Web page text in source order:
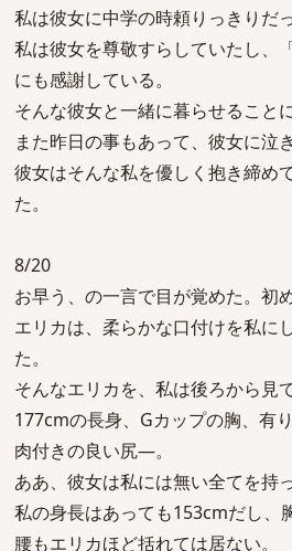
私は彼女に中学の時頼りっきりだ
私は彼女を尊敬すらしていたし、
にも感謝している。
そんな彼女と一緒に暮らせること
また昨日の事もあって、彼女に泣
彼女はそんな私を優しく抱き締め
た。
8/20
お早う、の一言で目が覚めた。初
エリカは、柔らかな口付けを私に
た。
そんなエリカを、私は後ろから見て
177cmの長身、Gカップの胸、有
肉付きの良い尻―。
ああ、彼女は私には無い全てを持
私の身長はあっても153cmだし、
腰もエリカほど括れては居ない。